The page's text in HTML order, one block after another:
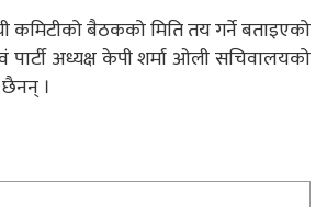
बैठकको मिति तय गर्ने बताइएको
पार्टी अध्यक्ष केपी शर्मा ओली सचिवालयको
।